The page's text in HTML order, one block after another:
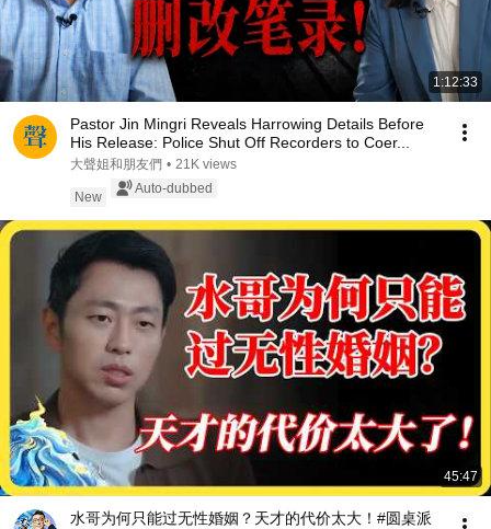
1:12:33
Pastor Jin Mingri Reveals Harrowing Details Before
His Release: Police Shut Off Recorders to Coer...
大聲姐和朋友們 • 21K views
New
Auto-dubbed
45:47
水哥为何只能过无性婚姻？天才的代价太大！#圆桌派